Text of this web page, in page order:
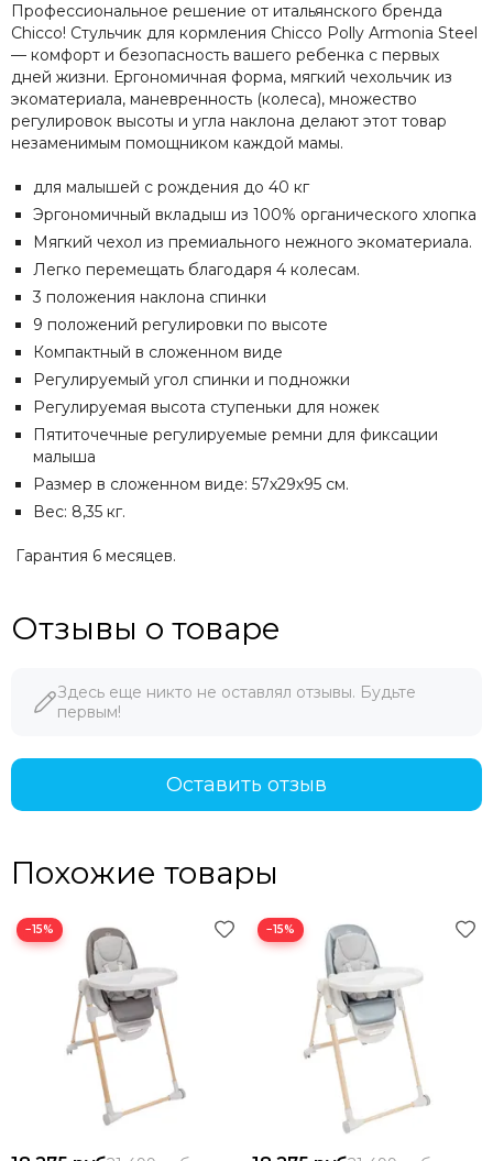
Профессиональное решение от итальянского бренда
Chicco! Стульчик для кормления Chicco Polly Armonia Steel
— комфорт и безопасность вашего ребенка с первых
дней жизни. Ергономичная форма, мягкий чехольчик из
экоматериала, маневренность (колеса), множество
регулировок высоты и угла наклона делают этот товар
незаменимым помощником каждой мамы.
для малышей с рождения до 40 кг
Эргономичный вкладыш из 100% органического хлопка
Мягкий чехол из премиального нежного экоматериала.
Легко перемещать благодаря 4 колесам.
3 положения наклона спинки
9 положений регулировки по высоте
Компактный в сложенном виде
Регулируемый угол спинки и подножки
Регулируемая высота ступеньки для ножек
Пятиточечные регулируемые ремни для фиксации
малыша
Размер в сложенном виде: 57х29х95 см.
Вес: 8,35 кг.
Гарантия 6 месяцев.
Отзывы о товаре
Здесь еще никто не оставлял отзывы. Будьте
первым!
Оставить отзыв
Похожие товары
−15% −15%